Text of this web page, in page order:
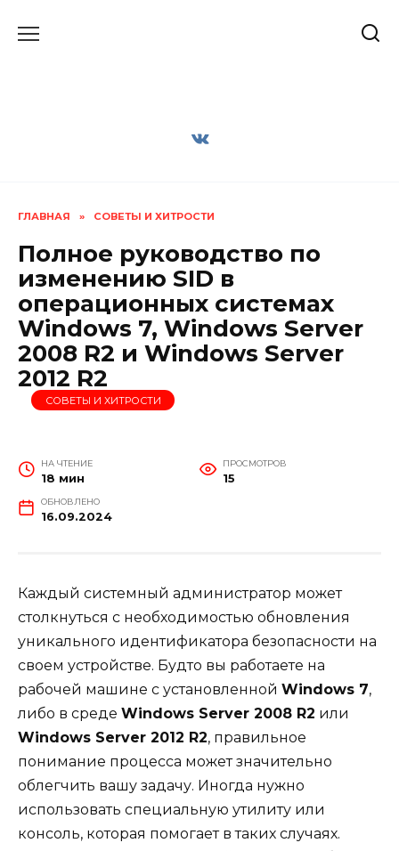
ГЛАВНАЯ » СОВЕТЫ И ХИТРОСТИ
Полное руководство по
изменению SID в
операционных системах
Windows 7, Windows Server
2008 R2 и Windows Server
2012 R2
СОВЕТЫ И ХИТРОСТИ
НА ЧТЕНИЕ
18 мин
ПРОСМОТРОВ
15
ОБНОВЛЕНО
16.09.2024
Каждый системный администратор может
столкнуться с необходимостью обновления
уникального идентификатора безопасности на
своем устройстве. Будто вы работаете на
рабочей машине с установленной Windows 7,
либо в среде Windows Server 2008 R2 или
Windows Server 2012 R2, правильное
понимание процесса может значительно
облегчить вашу задачу. Иногда нужно
использовать специальную утилиту или
консоль, которая помогает в таких случаях.